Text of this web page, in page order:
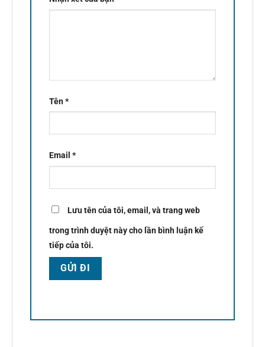
Tên*
Email *
Lưu tên của tôi, email, và trang web
trong trình duyệt này cho lần bình luận kế
tiếp của tôi.